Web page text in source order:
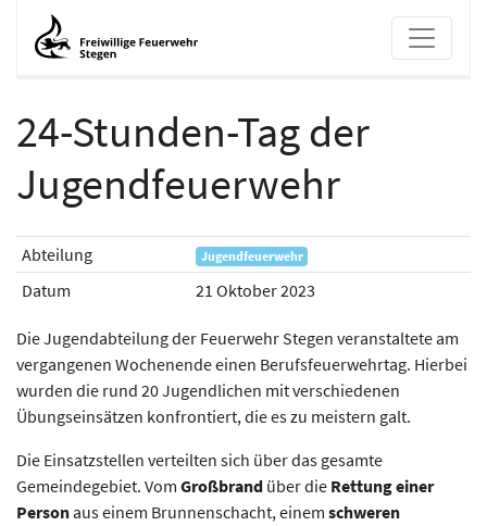
24-Stunden-Tag der
24-Stunden-Tag der
Jugendfeuerwehr
Abteilung Jugendfeuerwehr
Datum 21 Oktober 2023
Die Jugendabteilung der Feuerwehr Stegen veranstaltete am
vergangenen Wochenende einen Berufsfeuerwehrtag. Hierbei
wurden die rund 20 Jugendlichen mit verschiedenen
Übungseinsätzen konfrontiert, die es zu meistern galt.
Die Einsatzstellen verteilten sich über das gesamte
Gemeindegebiet. Vom Großbrand über die Rettung einer
Personaus einem Brunnenschacht, einem schweren